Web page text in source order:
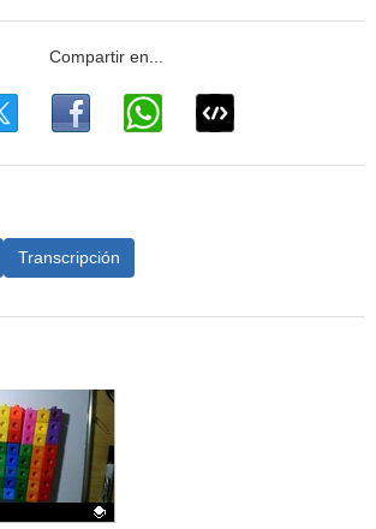
Transcripción